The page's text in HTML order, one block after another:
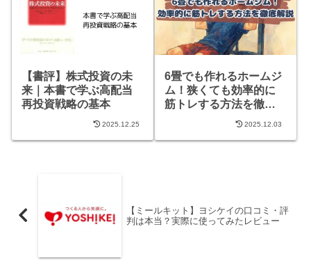
【書評】株式投資の未
来｜本書で学ぶ高配当
再投資戦略の基本
2025.12.25
6畳でも作れるホームジ
ム！狭くても効率的に
筋トレする方法を徹底
2025.12.03
【ミールキット】ヨシケイの口コミ・評
判は本当？実際に使ってみたレビュー